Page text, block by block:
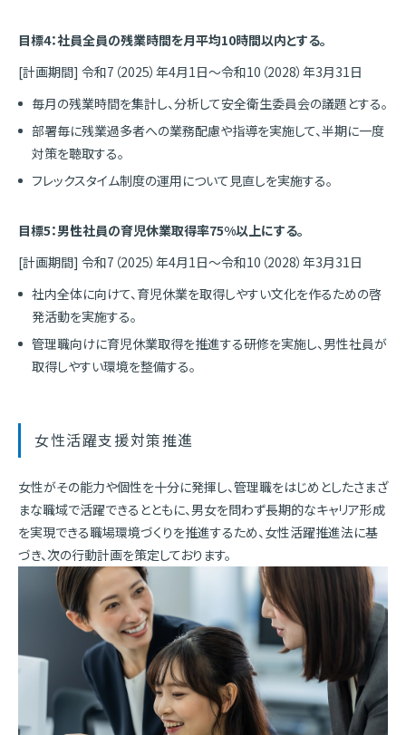
目標4：社員全員の残業時間を月平均10時間以内とする。
[計画期間] 令和7（2025）年4月1日～令和10（2028）年3月31日
毎月の残業時間を集計し、分析して安全衛生委員会の議題とする。
部署毎に残業過多者への業務配慮や指導を実施して、半期に一度
対策を聴取する。
フレックスタイム制度の運用について見直しを実施する。
目標5：男性社員の育児休業取得率75%以上にする。
[計画期間] 令和7（2025）年4月1日～令和10（2028）年3月31日
社内全体に向けて、育児休業を取得しやすい文化を作るための啓
発活動を実施する。
管理職向けに育児休業取得を推進する研修を実施し、男性社員が
取得しやすい環境を整備する。
女性活躍支援対策推進
女性がその能力や個性を十分に発揮し、管理職をはじめとしたさまざ
まな職域で活躍できるとともに、男女を問わず長期的なキャリア形成
を実現できる職場環境づくりを推進するため、女性活躍推進法に基
づき、次の行動計画を策定しております。